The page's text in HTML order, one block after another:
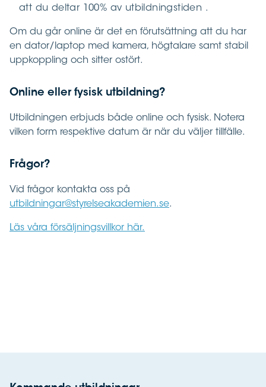
att du deltar 100% av utbildningstiden .
Om du går online är det en förutsättning att du har
en dator/laptop med kamera, högtalare samt stabil
uppkoppling och sitter ostört.
Online eller fysisk utbildning?
Utbildningen erbjuds både online och fysisk. Notera
vilken form respektive datum är när du väljer tillfälle.
Frågor?
Vid frågor kontakta oss på
utbildningar@styrelseakademien.se.
Läs våra försäljningsvillkor här.